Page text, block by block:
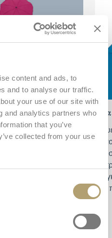
content and ads, to
and to analyse our traffic.
your use of our site with
and analytics partners who
that you’ve
collected from your use
στον ήλιο
την άμεση ηλιακή
διάμετρο του γείσου
το παρασόλι μπορεί
Η
στο